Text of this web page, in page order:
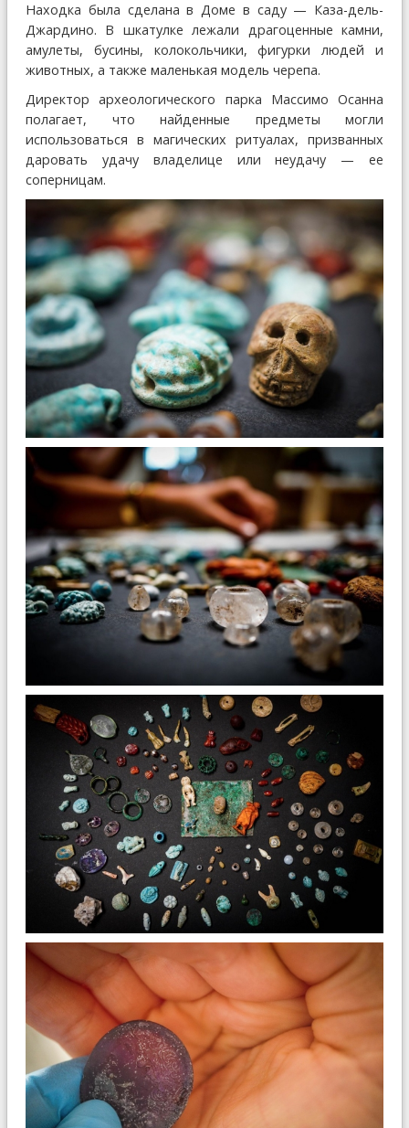
Находка была сделана в Доме в саду — Каза-дель-
Джардино. В шкатулке лежали драгоценные камни,
амулеты, бусины, колокольчики, фигурки людей и
животных, а также маленькая модель черепа.
Директор археологического парка Массимо Осанна
полагает, что найденные предметы могли
использоваться в магических ритуалах, призванных
даровать удачу владелице или неудачу — ее
соперницам.